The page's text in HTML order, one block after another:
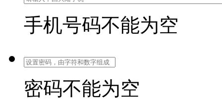
手机号码不能为空
密码不能为空